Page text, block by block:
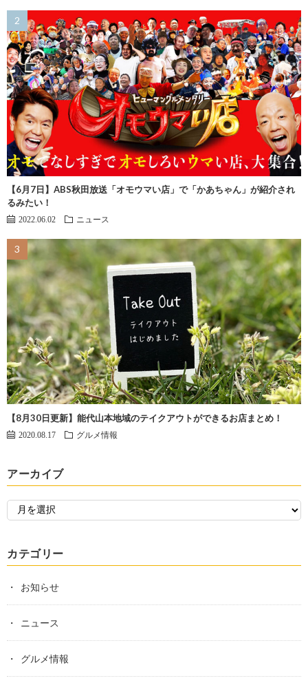
【6月7日】ABS秋田放送「オモウマい店」で「かあちゃん」が紹介され
るみたい！
2022.06.02 ニュース
【8月30日更新】能代山本地域のテイクアウトができるお店まとめ！
2020.08.17 グルメ情報
アーカイブ
カテゴリー
お知らせ
ニュース
グルメ情報